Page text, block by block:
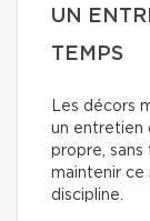
UN
TEMPS
Les décors
un entretien
propre, sans
maintenir ce
discipline.